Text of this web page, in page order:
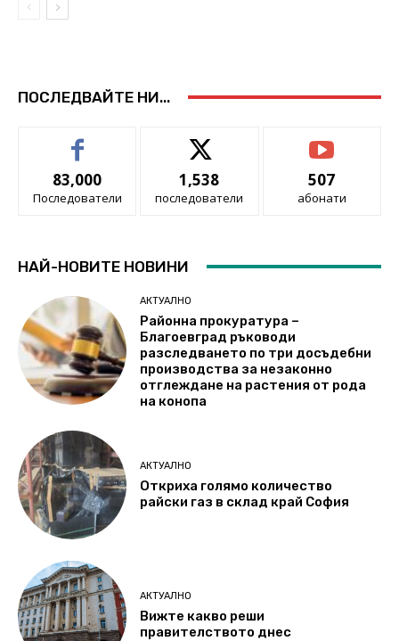
ПОСЛЕДВАЙТЕ НИ...
83,000
Последователи
1,538
последователи
507
абонати
НАЙ-НОВИТЕ НОВИНИ
АКТУАЛНО
Районна прокуратура –
Благоевград ръководи
разследването по три досъдебни
производства за незаконно
отглеждане на растения от рода
на конопа
АКТУАЛНО
Откриха голямо количество
райски газ в склад край София
АКТУАЛНО
Вижте какво реши
правителството днес